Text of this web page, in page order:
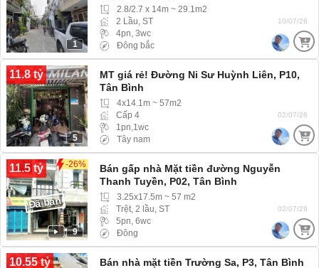
1
2.8/2.7 x 14m ~ 29.1m2
2 Lầu, ST
4pn, 3wc
Đông bắc
10/07/26
11.8 tỷ
5
MT giá rẻ! Đường Ni Sư Huỳnh Liên, P10,
Tân Bình
4x14.1m ~ 57m2
Cấp 4
1pn,1wc
Tây nam
02/07/26
11.5 tỷ -26%
9
Đã bán
Bán gấp nhà Mặt tiền đường Nguyễn
Thanh Tuyền, P02, Tân Bình
3.25x17.5m ~ 57 m2
Trệt, 2 lầu, ST
5pn, 6wc
Đông
02/07/26
10.55 tỷ Bán nhà mặt tiền Trường Sa, P3, Tân Bình